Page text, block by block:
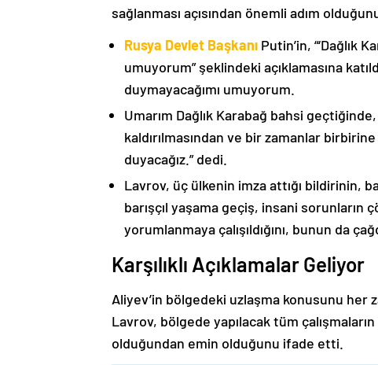
sağlanması açısından önemli adım
Rusya Devlet Başkanı Putin’in, “‘Dağlık
umuyorum” şeklindeki açıklamasına
duymayacağımı umuyorum.
Umarım Dağlık Karabağ bahsi
kaldırılmasından ve bir zamanlar
duyacağız.” dedi.
Lavrov, üç ülkenin imza attığı bildirinin,
barışçıl yaşama geçiş, insani sorunların
yorumlanmaya çalışıldığını, bunun da
Karşılıklı Açıklamalar Geliyor
Aliyev’in bölgedeki uzlaşma konusunu her
Lavrov, bölgede yapılacak tüm
olduğundan emin olduğunu ifade etti.